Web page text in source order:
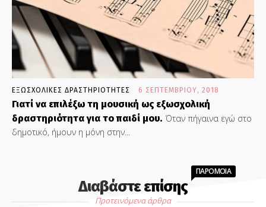
ΕΞΩΣΧΟΛΙΚΕΣ ΔΡΑΣΤΗΡΙΟΤΗΤΕΣ 6 ΣΕΠΤΕΜΒΡΊΟΥ, 2018
Γιατί να επιλέξω τη μουσική ως εξωσχολική
δραστηριότητα για το παιδί μου. Όταν πήγαινα εγώ στο
δημοτικό, ήμουν η μόνη στην...
Διαβάστε επίσης
ΠΑΡΟΜΟΙΑ
Προτεινόμενα άρθρα